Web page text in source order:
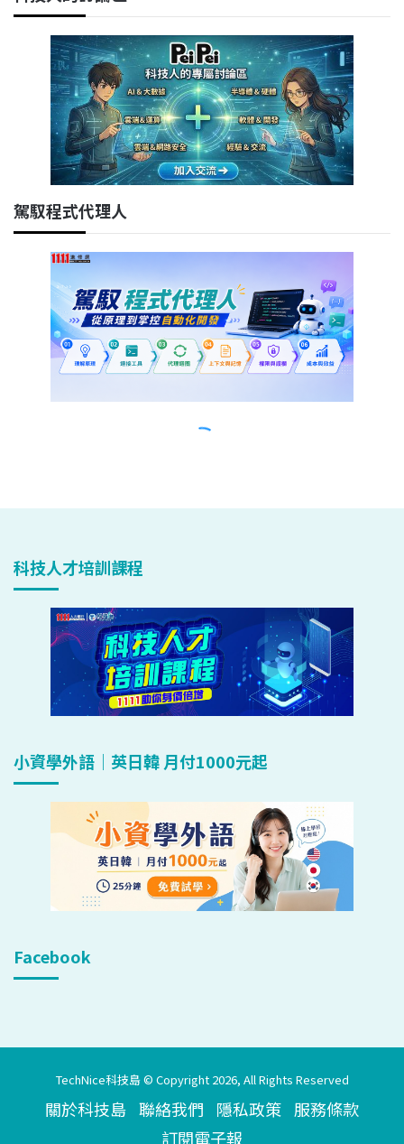
科技人才培訓課程
小資學外語｜英日韓 月付1000元起
Facebook
TechNice科技島 © Copyright 2026, All Rights Reserved
關於科技島 聯絡我們 隱私政策 服務條款
訂閱電子報